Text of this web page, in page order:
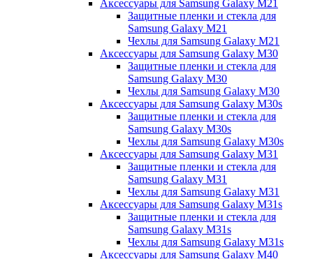
Аксессуары для Samsung Galaxy M21
Защитные пленки и стекла для
Samsung Galaxy M21
Чехлы для Samsung Galaxy M21
Аксессуары для Samsung Galaxy M30
Защитные пленки и стекла для
Samsung Galaxy M30
Чехлы для Samsung Galaxy M30
Аксессуары для Samsung Galaxy M30s
Защитные пленки и стекла для
Samsung Galaxy M30s
Чехлы для Samsung Galaxy M30s
Аксессуары для Samsung Galaxy M31
Защитные пленки и стекла для
Samsung Galaxy M31
Чехлы для Samsung Galaxy M31
Аксессуары для Samsung Galaxy M31s
Защитные пленки и стекла для
Samsung Galaxy M31s
Чехлы для Samsung Galaxy M31s
Аксессуары для Samsung Galaxy M40